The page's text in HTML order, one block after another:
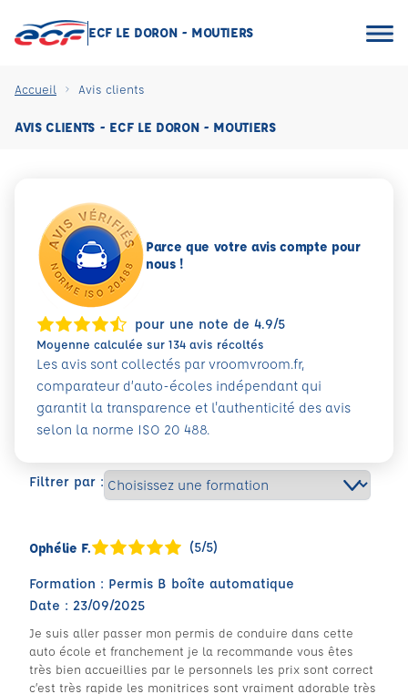
ECF LE DORON - MOUTIERS
Accueil Avis clients
AVIS CLIENTS - ECF LE DORON - MOUTIERS
Filtrer par :
Ophélie F. (5/5)
Formation : Permis B boîte automatique
Date : 23/09/2025
Je suis aller passer mon permis de conduire dans cette
auto école et franchement je la recommande vous êtes
très bien accueillies par le personnels les prix sont correct
c’est très rapide les monitrices sont vraiment adorable très
Parce que votre avis compte pour
nous !
pour une note de 4.9/5
Moyenne calculée sur 134 avis récoltés
Les avis sont collectés par vroomvroom.fr,
comparateur d’auto-écoles indépendant qui
garantit la transparence et l'authenticité des avis
selon la norme ISO 20 488.